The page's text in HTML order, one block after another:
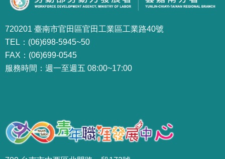
720201 臺南市官田區官田工業區工業路40號
TEL：(06)698-5945~50
FAX：(06)699-0545
服務時間：週一至週五 08:00~17:00